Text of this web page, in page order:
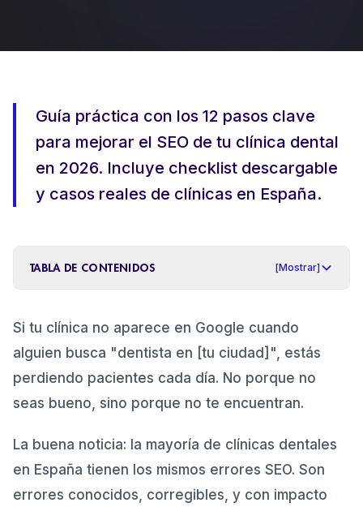
PRODUCCIÓN DE CONTENIDOS +
Guía práctica con los 12 pasos clave
para mejorar el SEO de tu clínica dental
en 2026. Incluye checklist descargable
y casos reales de clínicas en España.
TABLA DE CONTENIDOS [Mostrar]
Console
2. Paso 1: Audita tu velocidad de carga (Core Web
Vitals)
3. Paso 2: Verifica que tu web es correcta en móvil
Paso 3: Revisa y corrige todos los title tags
5. Paso 4: Optimiza las meta descriptions
6. Paso 5: Crea páginas individuales por tratamiento
Si tu clínica no aparece en Google cuando
alguien busca "dentista en [tu ciudad]", estás
perdiendo pacientes cada día. No porque no
seas bueno, sino porque no te encuentran.
La buena noticia: la mayoría de clínicas dentales
en España tienen los mismos errores SEO. Son
errores conocidos, corregibles, y con impacto